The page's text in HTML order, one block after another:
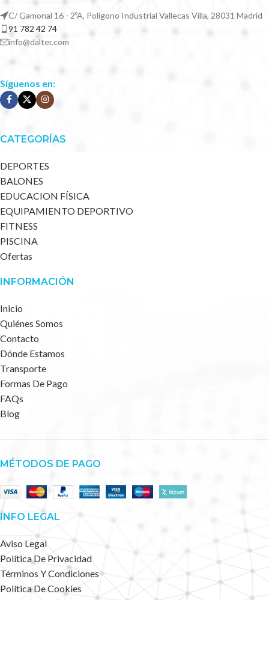
C/ Gamonal 16 - 2ºA, Polígono Industrial Vallecas Villa, 28031 Madrid
91 782 42 74
info@dalter.com
Síguenos en:
CATEGORÍAS
DEPORTES
BALONES
EDUCACION FÍSICA
EQUIPAMIENTO DEPORTIVO
FITNESS
PISCINA
Ofertas
INFORMACIÓN
Inicio
Quiénes Somos
Contacto
Dónde Estamos
Transporte
Formas De Pago
FAQs
Blog
MÉTODOS DE PAGO
INFO LEGAL
Aviso Legal
Política De Privacidad
Términos Y Condiciones
Política De Cookies